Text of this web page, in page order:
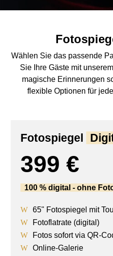
Wählen Sie das passende
Sie Ihre Gäste mit
magische Erinnerungen
flexible Optionen für
Fotospiegel
399 €
100 % digital - ohne
65" Fotospiegel mit
Fotoflatrate (digital)
Fotos sofort via QR-
Online-Galerie